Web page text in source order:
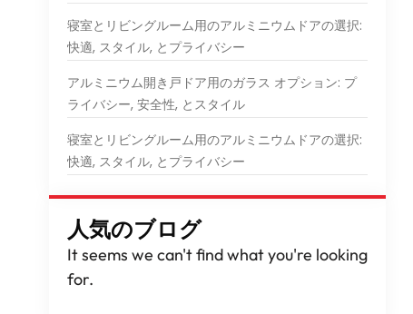
寝室とリビングルーム用のアルミニウムドアの選択:
快適, スタイル, とプライバシー
アルミニウム開き戸ドア用のガラス オプション: プ
ライバシー, 安全性, とスタイル
寝室とリビングルーム用のアルミニウムドアの選択:
快適, スタイル, とプライバシー
人気のブログ
It seems we can't find what you're looking
for.